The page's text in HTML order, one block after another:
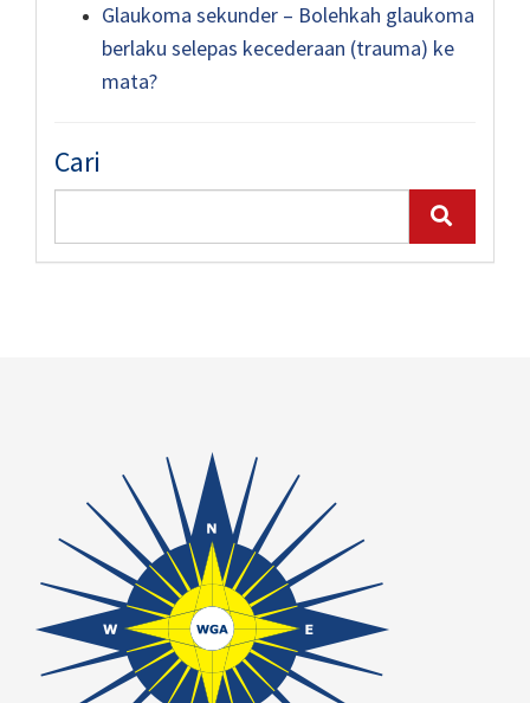
Glaukoma sekunder – Bolehkah glaukoma
berlaku selepas kecederaan (trauma) ke
mata?
Cari